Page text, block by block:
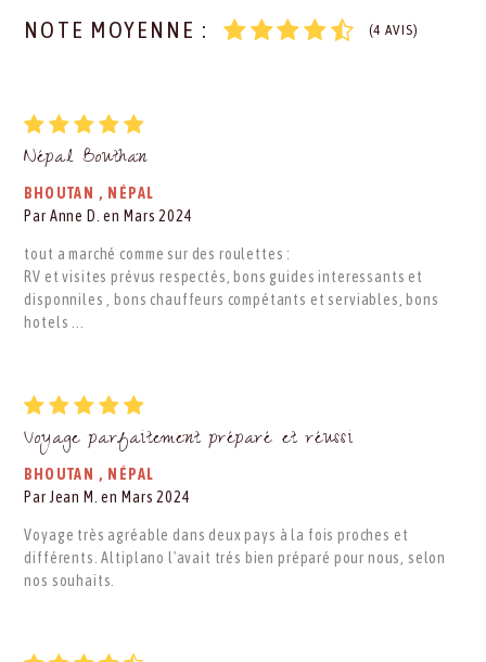
NOTE MOYENNE : (4 AVIS)
Népal Bouthan
BHOUTAN , NÉPAL
Par Anne D. en Mars 2024
tout a marché comme sur des roulettes :
RV et visites prévus respectés, bons guides interessants et
disponniles , bons chauffeurs compétants et serviables, bons
hotels ...
Voyage parfaitement préparé et réussi
BHOUTAN , NÉPAL
Par Jean M. en Mars 2024
Voyage très agréable dans deux pays à la fois proches et
différents. Altiplano l'avait trés bien préparé pour nous, selon
nos souhaits.